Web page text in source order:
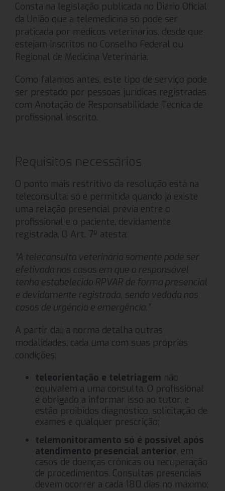
Consta na legislação publicada no Diário Oficial
da União que a telemedicina só pode ser
praticada por médicos veterinários, desde que
estejam inscritos no Conselho Federal ou
Regional de Medicina Veterinária.
Como falamos antes, este tipo de serviço pode
ser prestado por pessoas jurídicas registradas
com Anotação de Responsabilidade Técnica de
profissional inscrito.
Requisitos necessários
O ponto mais restritivo da resolução está na
teleconsulta: só é permitida quando já existe
uma relação presencial prévia entre o
profissional e o paciente, devidamente
registrada. O Art. 7º atesta:
“A teleconsulta veterinária somente pode ser
efetivada nos casos em que o responsável
tenha estabelecido RPVAR de forma presencial
e devidamente registrada, sendo vedada nos
casos de urgência e emergência.”
A partir daí, a norma detalha outras
modalidades, cada uma com suas próprias
condições:
teleorientação e teletriagem não
equivalem a uma consulta. O profissional
é obrigado a informar isso ao tutor, e
estão proibidos diagnóstico, solicitação de
exames e qualquer prescrição;
telemonitoramento só é possível após
atendimento presencial anterior, em
casos de doenças crônicas ou recuperação
de procedimentos. Consultas presenciais
devem ocorrer a cada 180 dias no máximo;